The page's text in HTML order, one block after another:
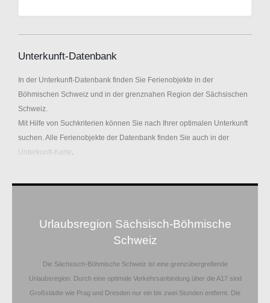
Unterkunft-Datenbank
In der Unterkunft-Datenbank finden Sie Ferienobjekte in der
Böhmischen Schweiz und in der grenznahen Region der Sächsischen
Schweiz.
Mit Hilfe von Suchkriterien können Sie nach Ihrer optimalen Unterkunft
suchen. Alle Ferienobjekte der Datenbank finden Sie auch in der
Unterkunft-Karte.
Urlaubsregion Sächsisch-Böhmische
Schweiz
Die Sächsisch-Böhmische Schweiz ist eine grenzübergreifende
Urlaubsregion. Durch eine optimale Verkehrsanbindung über die A17 sind
Großstädte wie Prag und Dresden nur ein bis zwei Stunden entfernt. Die